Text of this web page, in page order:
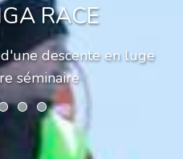
RACE
descente en luge
séminaire